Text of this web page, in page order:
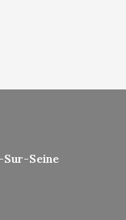
Sur-Seine